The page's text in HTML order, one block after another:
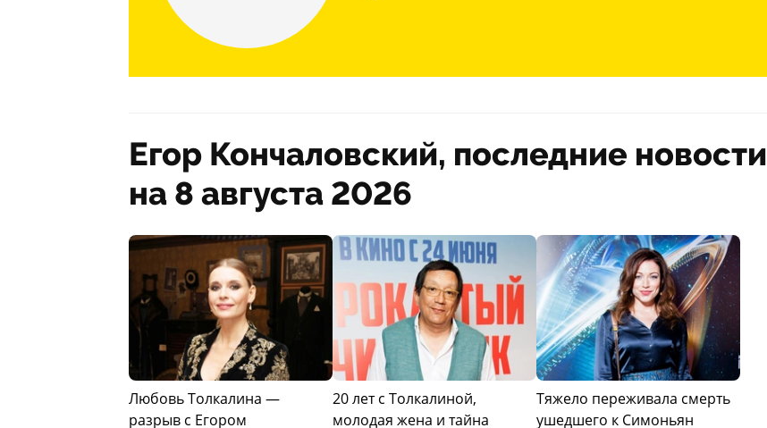
Егор Кончаловский, последние новости
на 8 августа 2026
Любовь Толкалина —
разрыв с Егором
20 лет с Толкалиной,
молодая жена и тайна
Тяжело переживала смерть
ушедшего к Симоньян